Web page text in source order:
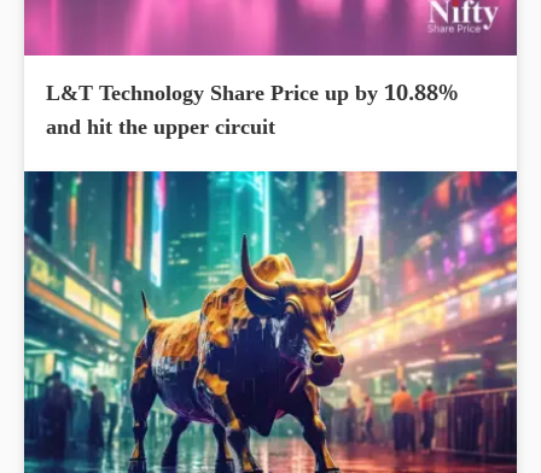
L&T Technology Share Price up by 10.88%
and hit the upper circuit